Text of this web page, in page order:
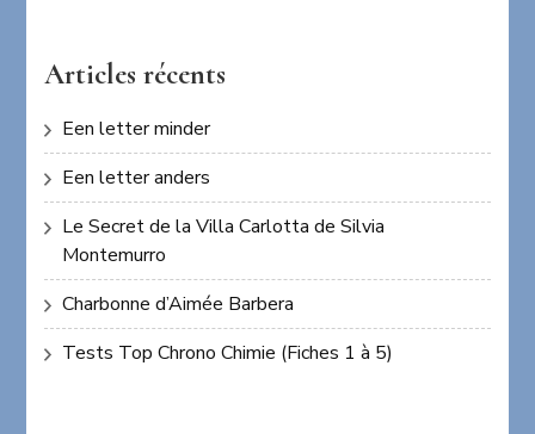
Articles récents
Een letter minder
Een letter anders
Le Secret de la Villa Carlotta de Silvia
Montemurro
Charbonne d’Aimée Barbera
Tests Top Chrono Chimie (Fiches 1 à 5)